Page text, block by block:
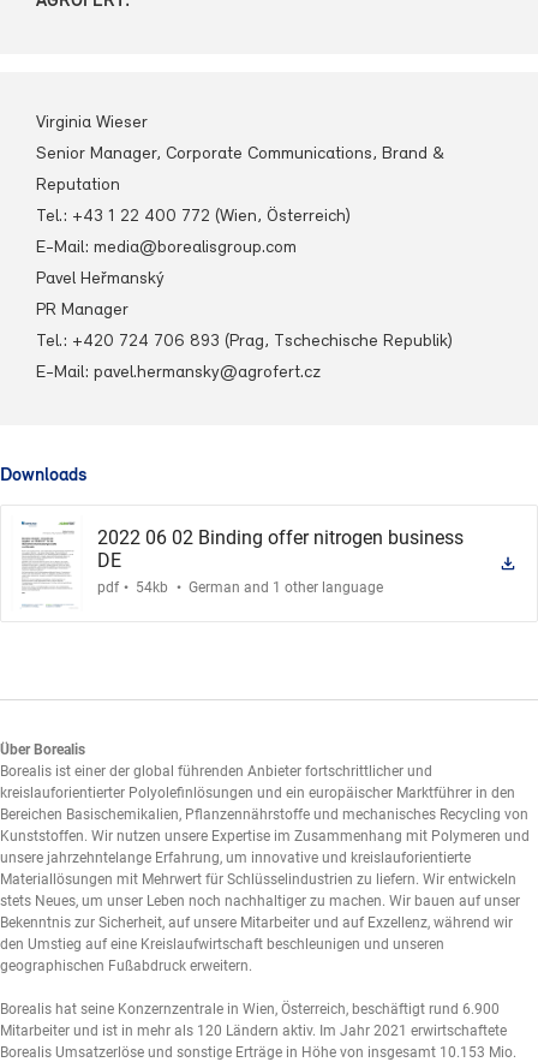
Virginia Wieser
Senior Manager, Corporate Communications, Brand &
Reputation
Tel.: +43 1 22 400 772 (Wien, Österreich)
E-Mail: media@borealisgroup.com
Pavel Heřmanský
PR Manager
Tel.: +420 724 706 893 (Prag, Tschechische Republik)
E-Mail: pavel.hermansky@agrofert.cz
Downloads
2022 06 02 Binding offer nitrogen business
DE
pdf . 54kb . German and 1 other language
Über Borealis
Borealis ist einer der global führenden Anbieter fortschrittlicher und
kreislauforientierter Polyolefinlösungen und ein europäischer Marktführer in den
Bereichen Basischemikalien, Pflanzennährstoffe und mechanisches Recycling von
Kunststoffen. Wir nutzen unsere Expertise im Zusammenhang mit Polymeren und
unsere jahrzehntelange Erfahrung, um innovative und kreislauforientierte
Materiallösungen mit Mehrwert für Schlüsselindustrien zu liefern. Wir entwickeln
stets Neues, um unser Leben noch nachhaltiger zu machen. Wir bauen auf unser
Bekenntnis zur Sicherheit, auf unsere Mitarbeiter und auf Exzellenz, während wir
den Umstieg auf eine Kreislaufwirtschaft beschleunigen und unseren
geographischen Fußabdruck erweitern.
Borealis hat seine Konzernzentrale in Wien, Österreich, beschäftigt rund 6.900
Mitarbeiter und ist in mehr als 120 Ländern aktiv. Im Jahr 2021 erwirtschaftete
Borealis Umsatzerlöse und sonstige Erträge in Höhe von insgesamt 10.153 Mio.